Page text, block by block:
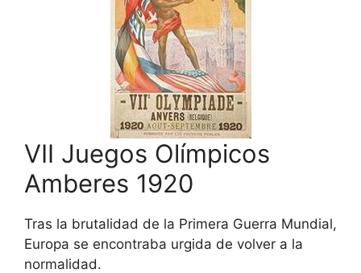
VII Juegos Olímpicos
Amberes 1920
Tras la brutalidad de la Primera Guerra Mundial,
Europa se encontraba urgida de volver a la
normalidad.